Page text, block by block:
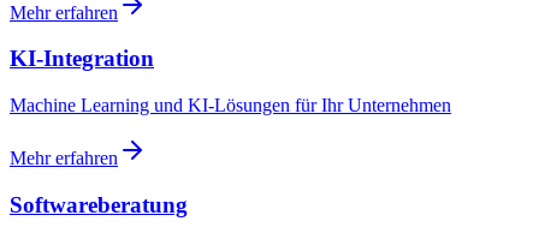
Mehr erfahren
KI-Integration
Machine Learning und KI-Lösungen für Ihr Unternehmen
Mehr erfahren
Softwareberatung